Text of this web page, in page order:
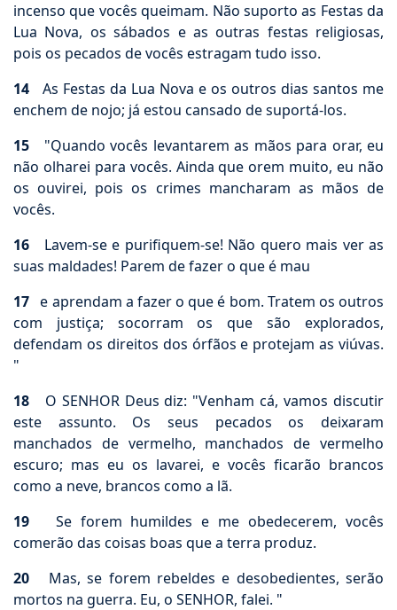
incenso que vocês queimam. Não suporto as Festas da
Lua Nova, os sábados e as outras festas religiosas,
pois os pecados de vocês estragam tudo isso.
14 As Festas da Lua Nova e os outros dias santos me
enchem de nojo; já estou cansado de suportá-los.
15 "Quando vocês levantarem as mãos para orar, eu
não olharei para vocês. Ainda que orem muito, eu não
os ouvirei, pois os crimes mancharam as mãos de
vocês.
16 Lavem-se e purifiquem-se! Não quero mais ver as
suas maldades! Parem de fazer o que é mau
17 e aprendam a fazer o que é bom. Tratem os outros
com justiça; socorram os que são explorados,
defendam os direitos dos órfãos e protejam as viúvas.
"
18 O SENHOR Deus diz: "Venham cá, vamos discutir
este assunto. Os seus pecados os deixaram
manchados de vermelho, manchados de vermelho
escuro; mas eu os lavarei, e vocês ficarão brancos
como a neve, brancos como a lã.
19 Se forem humildes e me obedecerem, vocês
comerão das coisas boas que a terra produz.
20 Mas, se forem rebeldes e desobedientes, serão
mortos na guerra. Eu, o SENHOR, falei. "